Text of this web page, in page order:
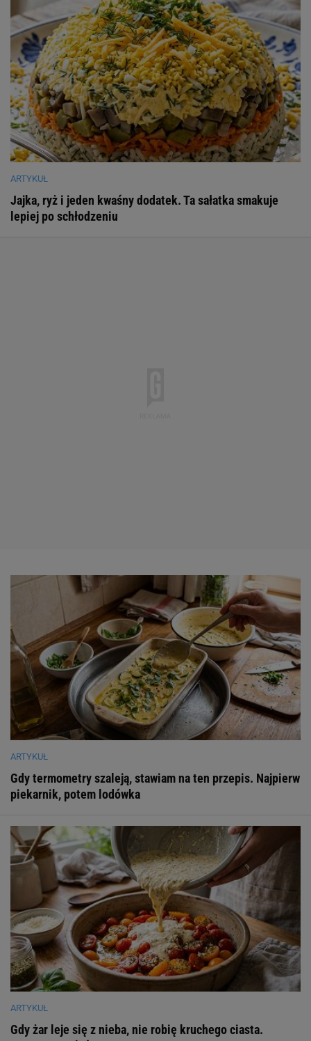
ARTYKUŁ
Jajka, ryż i jeden kwaśny dodatek. Ta sałatka smakuje
lepiej po schłodzeniu
ARTYKUŁ
Gdy termometry szaleją, stawiam na ten przepis. Najpierw
piekarnik, potem lodówka
ARTYKUŁ
Gdy żar leje się z nieba, nie robię kruchego ciasta.